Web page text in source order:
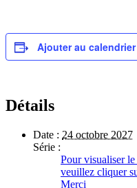
Ajouter au calendrier
Détails
Date : 24 octobre 2027
Série :
Pour visualiser
veuillez cliquer
Merci